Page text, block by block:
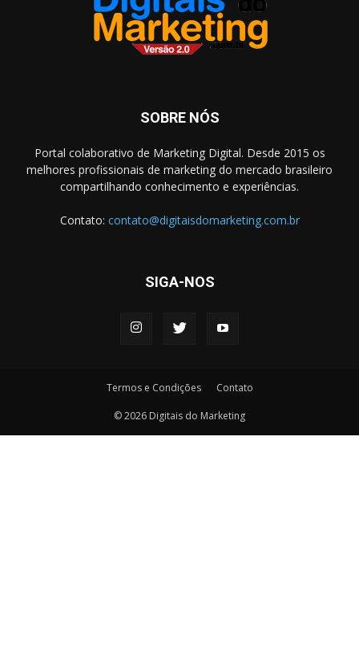
SOBRE NÓS
Portal colaborativo de Marketing Digital. Desde 2015 os
melhores profissionais de marketing do mercado brasileiro
compartilhando conhecimento e experiências.
Contato: contato@digitaisdomarketing.com.br
SIGA-NOS
Termos e Condições Contato
© 2026 Digitais do Marketing